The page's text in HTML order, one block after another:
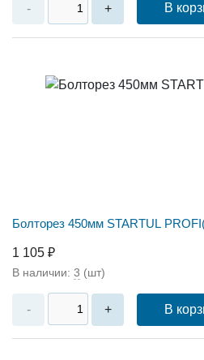
- + В
Болторез 450мм STARTUL
1 105 ₽
В наличии: 3 (шт)
- + В